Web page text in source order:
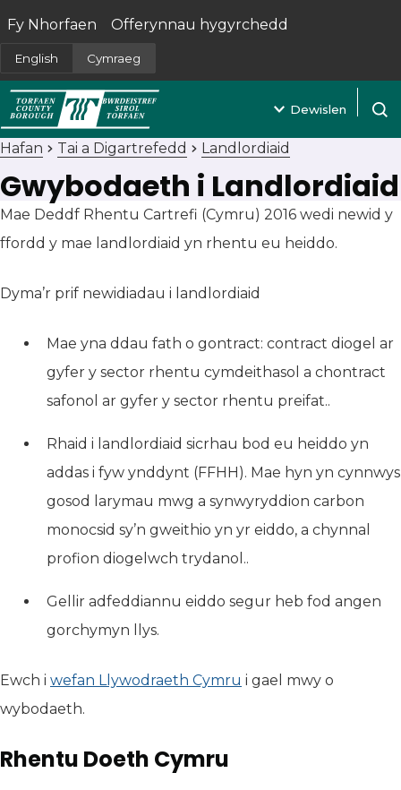
English Cymraeg
Fy Nhorfaen
(yn agor mewn tab newydd)
Offerynnau hygyrchedd
Dewislen
Hafan Tai a Digartrefedd Landlordiaid
Gwybodaeth i Landlordiaid
Mae Deddf Rhentu Cartrefi (Cymru) 2016 wedi newid y
ffordd y mae landlordiaid yn rhentu eu heiddo.
Dyma’r prif newidiadau i landlordiaid
Mae yna ddau fath o gontract: contract diogel ar
gyfer y sector rhentu cymdeithasol a chontract
safonol ar gyfer y sector rhentu preifat..
Rhaid i landlordiaid sicrhau bod eu heiddo yn
addas i fyw ynddynt (FFHH). Mae hyn yn cynnwys
gosod larymau mwg a synwyryddion carbon
monocsid sy’n gweithio yn yr eiddo, a chynnal
profion diogelwch trydanol..
Gellir adfeddiannu eiddo segur heb fod angen
gorchymyn llys.
Ewch i wefan Llywodraeth Cymru (yn agor mewn tab
i gael mwy o
wybodaeth.
Rhentu Doeth Cymru